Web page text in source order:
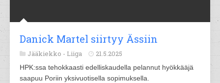
Danick Martel siirtyy Ässiin
Jääkiekko - Liiga 21.5.2025
HPK:ssa tehokkaasti edelliskaudella pelannut hyökkääjä
saapuu Poriin yksivuotisella sopimuksella.